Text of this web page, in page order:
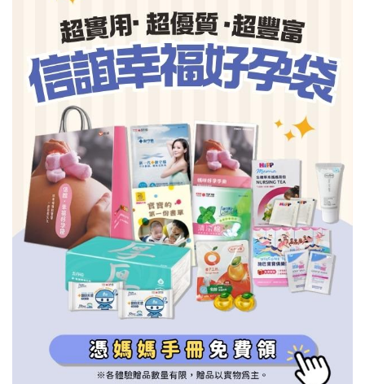
信誼基金會
2022信誼年度報告
2023信誼年度報告
附設幼兒園
小袋鼠幼師網